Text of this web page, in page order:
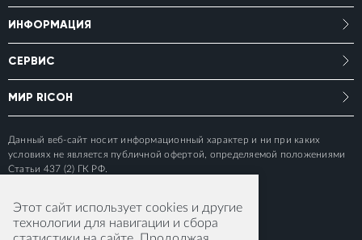
ИНФОРМАЦИЯ
СЕРВИС
МИР RICOH
Данный веб-сайт носит информационный характер и ни при каких
условиях не является публичной офертой, определяемой положениями
Статьи 437 (2) ГК РФ.
Этот сайт использует cookies и другие
технологии для навигации и сбора